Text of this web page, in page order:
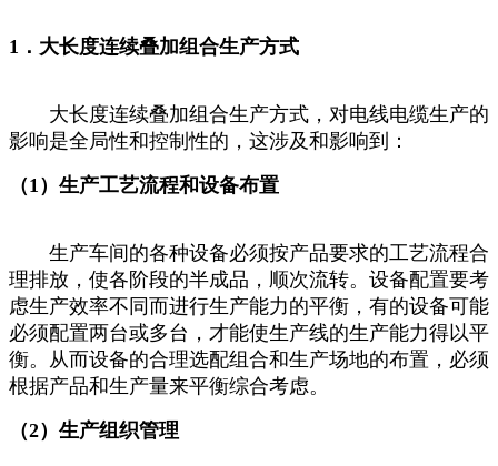
1．大长度连续叠加组合生产方式
大长度连续叠加组合生产方式，对电线电缆生产的
影响是全局性和控制性的，这涉及和影响到：
（1）生产工艺流程和设备布置
生产车间的各种设备必须按产品要求的工艺流程合
理排放，使各阶段的半成品，顺次流转。设备配置要考
虑生产效率不同而进行生产能力的平衡，有的设备可能
必须配置两台或多台，才能使生产线的生产能力得以平
衡。从而设备的合理选配组合和生产场地的布置，必须
根据产品和生产量来平衡综合考虑。
（2）生产组织管理